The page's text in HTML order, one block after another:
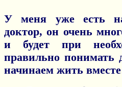
У меня уже есть
доктор, он очень
и будет при
правильно понимать
начинаем жить